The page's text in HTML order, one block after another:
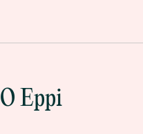
O Eppi